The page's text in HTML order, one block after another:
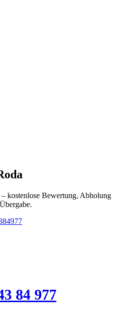
kostenlose Bewertung, Abholung
84 977